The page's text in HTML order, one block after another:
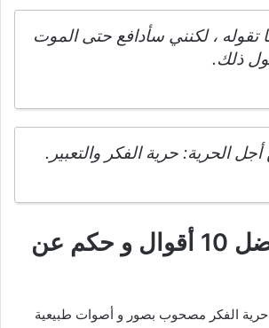
تقوله ، لكنني سأدافع حتى الموت
ذلك.
الحرية: حرية الفكر والتعبير.
بالفيديو : أفضل 10 أقوال و حكم عن
الفكر مصحوب بصور و أصوات طبيعية